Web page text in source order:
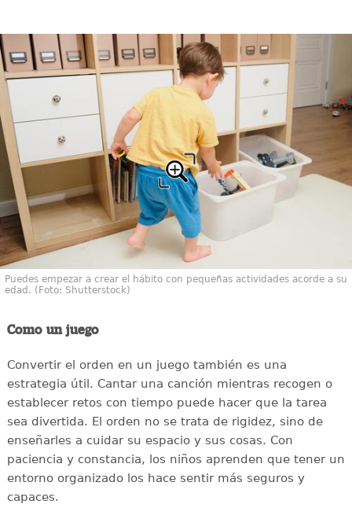
Puedes empezar a crear el hábito con pequeñas actividades acorde a su
edad. (Foto: Shutterstock)
Como un juego
Convertir el orden en un juego también es una
estrategia útil. Cantar una canción mientras recogen o
establecer retos con tiempo puede hacer que la tarea
sea divertida. El orden no se trata de rigidez, sino de
enseñarles a cuidar su espacio y sus cosas. Con
paciencia y constancia, los niños aprenden que tener un
entorno organizado los hace sentir más seguros y
capaces.